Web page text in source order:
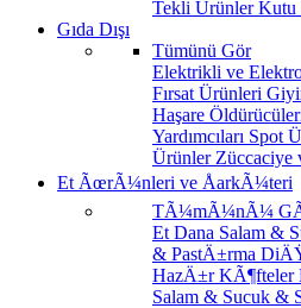
Tekli ÜrünlerKutu
Gıda Dışı
Tümünü Gör
Elektrikli ve
Fırsat Ürünleri
Haşare
Yardımcıları Spot
Ürünler Züccaciye
Et ÃœrÃ¼nleri ve ÅarkÃ¼teri
TÃ¼mÃ¼nÃ¼
Et Dana Salam &
& PastÄ±rma
HazÄ±r KÃ¶fteler
Salam & Sucuk &